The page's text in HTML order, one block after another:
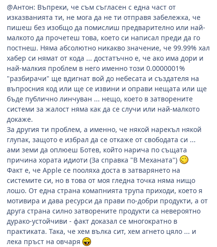
@Антон: Въпреки, че съм съгласен с една част от
изказванията ти, не мога да не ти отправя забележка, че
пишеш без изобщо да помислиш предварително или най-
малкото да прочетеш това, което си написал преди да го
постнеш. Няма абсолютно никакво значение, че 99.99% хал
хабер си нямат от кода ... достатъчно е, че ако има дори и
най-малкия проблем в него именно този 0.0000001%
"разбирачи" ще вдигнат вой до небесата и създателя на
въпросния код или ще се извини и оправи нещата или ще
бъде публично линчуван ... нещо, което в затворените
системи за жалост няма как да се случи или най-малкото
докаже.
За другия ти проблем, а именно, че някой нарекъл някой
глупак, защото е избрал да се откаже от свободата си ...
ами земи да оплюеш Ботев, който нарича по същата
причина хората идиоти (За справка "В Механата")
Факт е, че Apple се пооляха доста в затварянето на
системите си, но в това от моя гледна точка няма нищо
лошо. От една страна комапнията трупа приходи, което я
мотивира и дава ресурси да прави по-добри продукти, а от
друга страна силно затворените продукти са невероятно
дурако-устойчиви - факт доказал се многократно в
практиката. Така, че хем вълка сит, хем агнето цяло ... и
лека пръст на овчаря